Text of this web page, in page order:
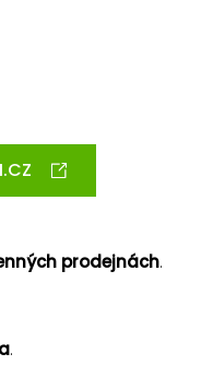
prodejnách.
.